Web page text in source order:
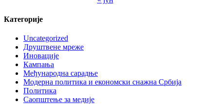
Категорије
Uncategorized
Друштвене мреже
Иновације
Кампања
Међународна сарадње
Модерна политика и економски снажна Србија
Политика
Саопштење за медије